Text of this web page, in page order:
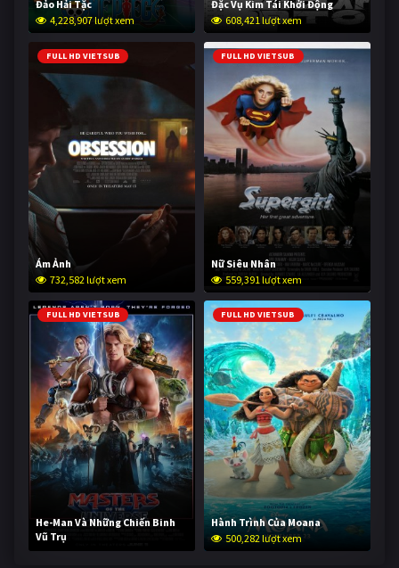
Đảo Hải Tặc
4,228,907 lượt xem
Đặc Vụ Kim Tái Khởi Động
608,421 lượt xem
FULL HD VIETSUB
Ám Ảnh
732,582 lượt xem
FULL HD VIETSUB
Nữ Siêu Nhân
559,391 lượt xem
FULL HD VIETSUB
He-Man Và Những Chiến Binh
Vũ Trụ
249,848 lượt xem
FULL HD VIETSUB
Hành Trình Của Moana
500,282 lượt xem